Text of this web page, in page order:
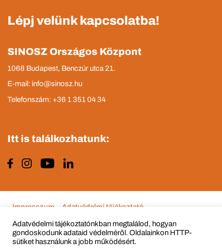
Lépj velünk kapcsolatba!
SINOSZ Országos Központ
1068 Budapest, Benczúr utca 21.
E-mail: info@sinosz.hu
Telefonszám: +36 1 351 04 34
Itt is találkozhatunk:
Impresszum Adatvédelmi tájékoztató
Adatvédelmi tájékoztatónkban megtalálod, hogyan
gondoskodunk adataid védelméről. Oldalainkon HTTP-
sütiket használunk a jobb működésért.